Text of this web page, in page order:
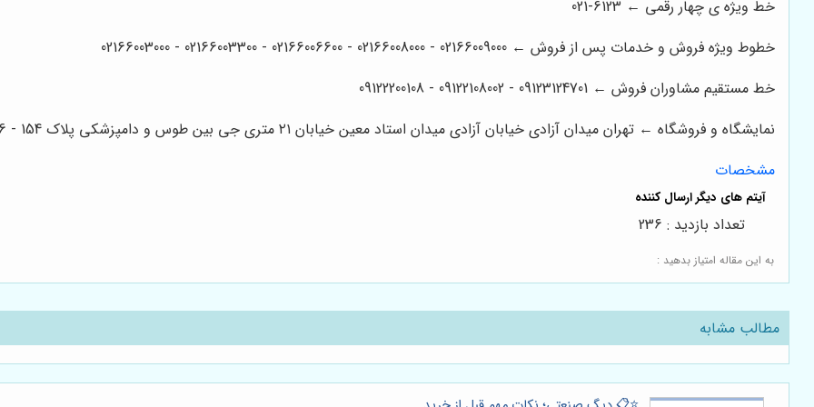
خط ویژه ی چهار رقمی ← 6123-021
خطوط ویژه فروش و خدمات پس از فروش ← 02166009000 - 02166008000 - 02166006600 - 02166003300 - 02166003000
خط مستقیم مشاوران فروش ← 09123124701 - 09122108002 - 09122200108
نمایشگاه و فروشگاه ← تهران میدان آزادی خیابان آزادی میدان استاد معین خیابان ۲۱ متری جی بین طوس و دامپزشکی پلاک 154 - 156 – 158
مشخصات
به این مقاله امتیاز بدهید :
تعداد بازدید : 236
مطالب مشابه